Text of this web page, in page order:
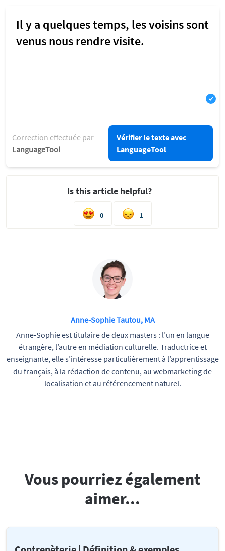
Correction effectuée par
LanguageTool
Vérifier le texte avec
LanguageTool
Is this article helpful?
0 1
Anne-Sophie Tautou, MA
Anne-Sophie est titulaire de deux masters : l’un en langue
étrangère, l’autre en médiation culturelle. Traductrice et
enseignante, elle s’intéresse particulièrement à l’apprentissage
du français, à la rédaction de contenu, au webmarketing de
localisation et au référencement naturel.
Vous pourriez également
aimer...